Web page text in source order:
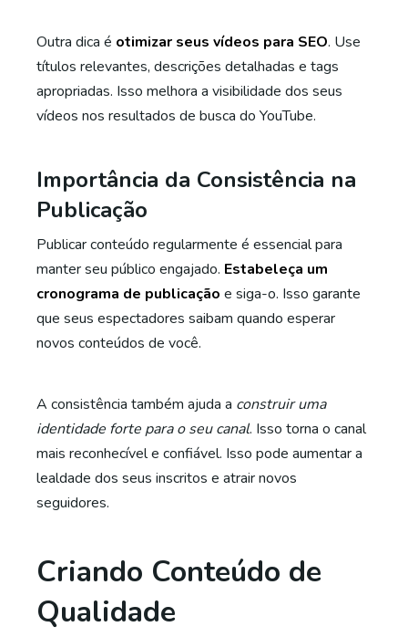
Outra dica é otimizar seus vídeos para SEO. Use
títulos relevantes, descrições detalhadas e tags
apropriadas. Isso melhora a visibilidade dos seus
vídeos nos resultados de busca do YouTube.
Importância da Consistência na
Publicação
Publicar conteúdo regularmente é essencial para
manter seu público engajado. Estabeleça um
cronograma de publicação e siga-o. Isso garante
que seus espectadores saibam quando esperar
novos conteúdos de você.
A consistência também ajuda a construir uma
identidade forte para o seu canal. Isso torna o canal
mais reconhecível e confiável. Isso pode aumentar a
lealdade dos seus inscritos e atrair novos
seguidores.
Criando Conteúdo de
Qualidade